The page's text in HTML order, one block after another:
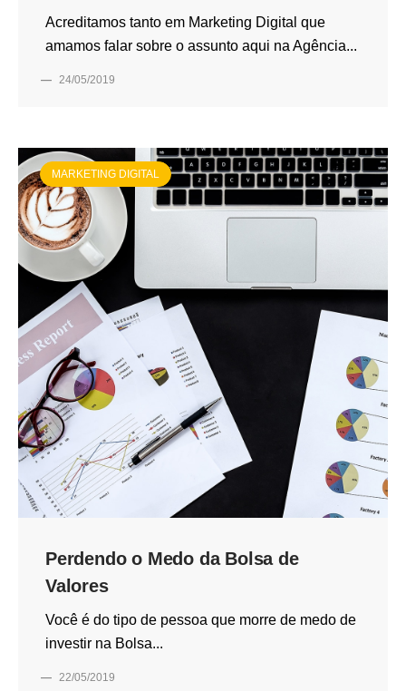
Acreditamos tanto em Marketing Digital que
amamos falar sobre o assunto aqui na Agência...
— 24/05/2019
MARKETING DIGITAL
Perdendo o Medo da Bolsa de
Valores
Você é do tipo de pessoa que morre de medo de
investir na Bolsa...
— 22/05/2019